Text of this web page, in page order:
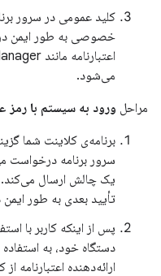
کلید عمومی در سرور
خصوصی به طور ایمن در
می‌شود.
مراحل ورود به سیستم با رمز
برنامه‌ی کلاینت شما
سرور برنامه درخواست
یک چالش ارسال می‌کند.
تأیید بعدی به طور
پس از اینکه کاربر با
دستگاه خود، به
ارائه‌دهنده